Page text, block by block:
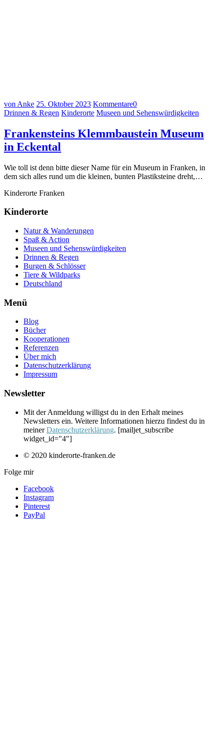
von Anke 25. Oktober 2023 Kommentare0
Drinnen & Regen Kinderorte Museen und Sehenswürdigkeiten
Frankensteins Klemmbaustein Museum
in Eckental
Wie toll ist denn bitte dieser Name für ein Museum in Franken, in
dem sich alles rund um die kleinen, bunten Plastiksteine dreht,…
Kinderorte Franken
Kinderorte
Natur & Wanderungen
Spaß & Action
Museen und Sehenswürdigkeiten
Drinnen & Regen
Burgen & Schlösser
Tiere & Wildparks
Deutschland
Menü
Blog
Bücher
Kooperationen
Referenzen
Über mich
Datenschutzerklärung
Impressum
Newsletter
Mit der Anmeldung willigst du in den Erhalt meines
Newsletters ein. Weitere Informationen hierzu findest du in
meinerDatenschutzerklärung. [mailjet_subscribe
widget_id="4"]
© 2020 kinderorte-franken.de
Folge mir
Facebook
Instagram
Pinterest
PayPal